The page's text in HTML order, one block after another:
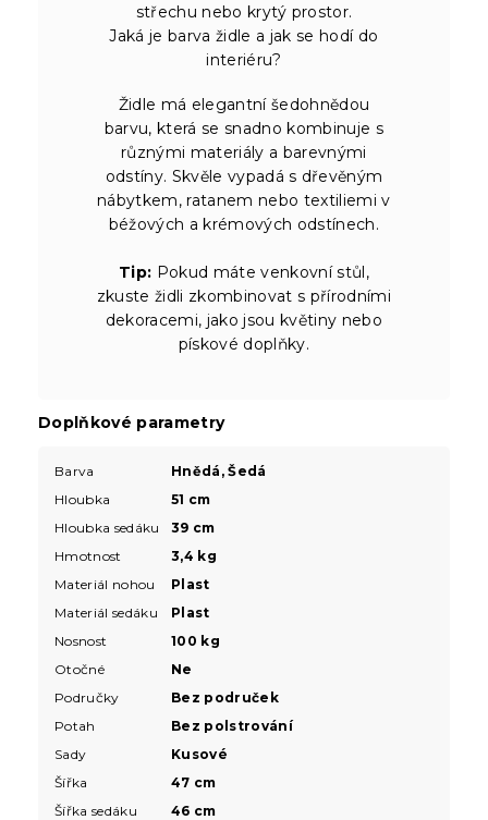
střechu nebo krytý prostor.
Jaká je barva židle a jak se hodí do
interiéru?
Židle má elegantní šedohnědou
barvu, která se snadno kombinuje s
různými materiály a barevnými
odstíny. Skvěle vypadá s dřevěným
nábytkem, ratanem nebo textiliemi v
béžových a krémových odstínech.
Tip: Pokud máte venkovní stůl,
zkuste židli zkombinovat s přírodními
dekoracemi, jako jsou květiny nebo
pískové doplňky.
Doplňkové parametry
Barva
Hnědá, Šedá
Hloubka
51 cm
Hloubka sedáku
39 cm
Hmotnost
3,4 kg
Materiál nohou
Plast
Materiál sedáku
Plast
Nosnost
100 kg
Otočné
Ne
Područky
Bez područek
Potah
Bez polstrování
Sady
Kusové
Šířka
47 cm
Šířka sedáku
46 cm